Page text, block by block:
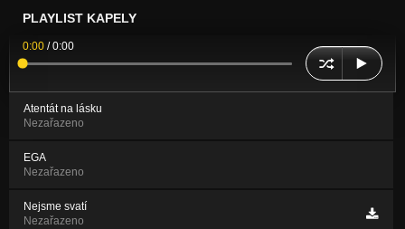
PLAYLIST KAPELY
0:00 /0:00
Atentát na lásku
Nezařazeno
EGA
Nezařazeno
Nejsme svatí
Nezařazeno